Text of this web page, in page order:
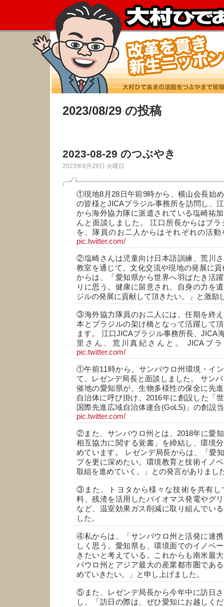
2023/08/29 の投稿
2023-08-29 のつぶやき
2023年8月29日 火曜日
①現地8月28日午前9時から、横山会長始
の皆様とJICAブラジル事務所を訪問し、
から海外協力隊に派遣されている塩崎祐
んと面談しました。 江口所長からはブ
を、隊員のお二人からはそれぞれの活
pic.twitter.com/
②塩崎さんは児童向け日本語訓練、荒川
教室を通じて、文化交流や現地の発展に
からは、「愛知県から世界へ羽ばたき活
りに思う。健康に留意され、自身の力を
ジルの発展に貢献して頂きたい。」と激励
③海外協力隊員のお二人には、任期を終
本とブラジルの架け橋となって活躍して
ます。 江口JICAブラジル事務所長、JICA
里さん、荒川真紀さんと。 JICAブ
pic.twitter.com/
①午前11時から、サンパウロ州環境・イ
て、レゼンデ局長と面談しました。 サン
催地の愛知県が、生物多様性の保全に先
自治体に呼び掛け、2016年に創設した「
国際先進広域自治体連合(GoLS)」の創設
pic.twitter.com/
②また、サンパウロ州とは、2018年に愛
相互協力に関する覚書」を締結し、環境
めています。 レゼンデ局長からは、「愛
プを更に深めたい。環境教育と技術イノ
取組を進めていく。」との発言がありまし
③また、トヨタから様々な技術を共有し
料、残渣を活用したバイオマス発電やグ
など、温室効果ガス削減に取り組んでい
した。
④私からは、「サンパウロ州と活発に連
しく思う。愛知県も、環境面でのイノベ
きたいと考えている。これからも南米最
パウロ州とアジア最大の産業都市圏であ
めていきたい。」と申し上げました。
⑤また、レゼンデ局長から今年中に訪日
し、「訪日の際は、ぜひ愛知にお越しく